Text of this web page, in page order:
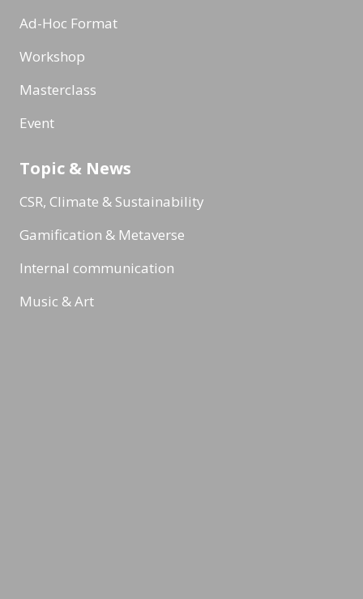
Ad-Hoc Format
Workshop
Masterclass
Event
Topic & News
CSR, Climate & Sustainability
Gamification & Metaverse
Internal communication
Music & Art